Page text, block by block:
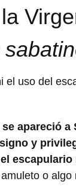
el uso del
apareció
y
o algo